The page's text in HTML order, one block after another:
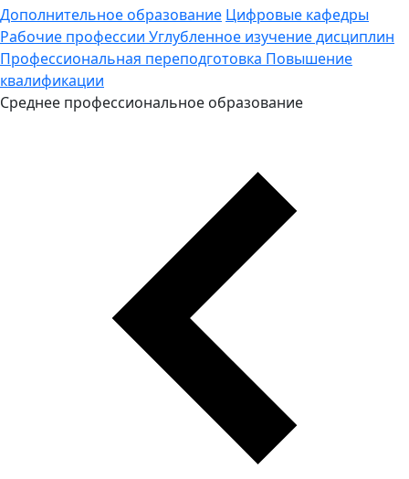
Дополнительное образование Цифровые кафедры
Рабочие профессии Углубленное изучение дисциплин
Профессиональная переподготовка Повышение
квалификации
Среднее профессиональное образование